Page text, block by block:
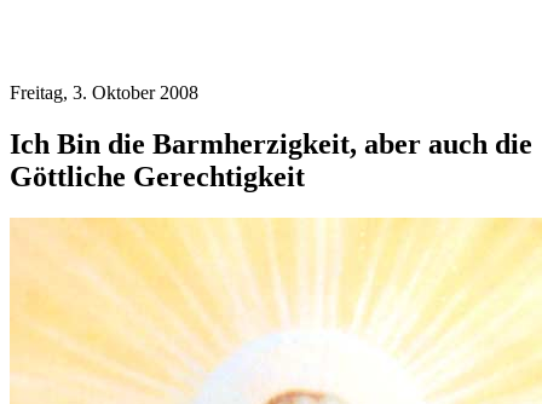
Freitag, 3. Oktober 2008
Ich Bin die Barmherzigkeit, aber auch die
Göttliche Gerechtigkeit